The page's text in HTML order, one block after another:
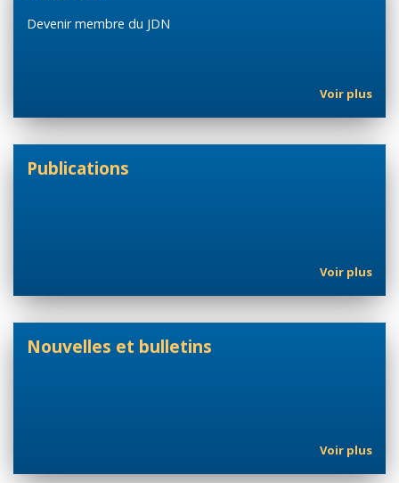
Devenir membre du JDN
Voir plus
Publications
Voir plus
Nouvelles et bulletins
Voir plus